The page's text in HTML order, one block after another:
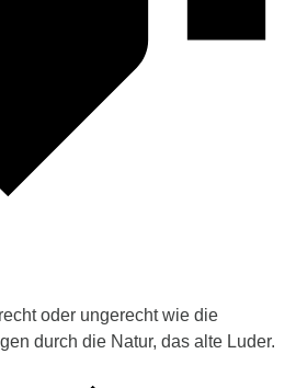
oder ungerecht wie die
durch die Natur, das alte Luder.